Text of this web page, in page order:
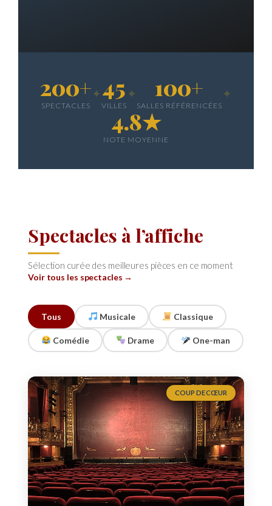
200+
SPECTACLES
✦ 45
VILLES
✦ 100+
SALLES RÉFÉRENCÉES
✦
4.8★
NOTE MOYENNE
Spectacles à l’affiche
Sélection curée des meilleures pièces en ce moment
Voir tous les spectacles →
Tous Musicale Classique
Comédie Drame One-man
COUP DE CŒUR